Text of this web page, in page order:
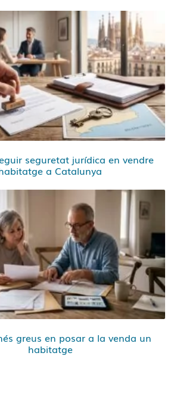
seguretat jurídica en vendre
a Catalunya
greus en posar a la venda un
habitatge